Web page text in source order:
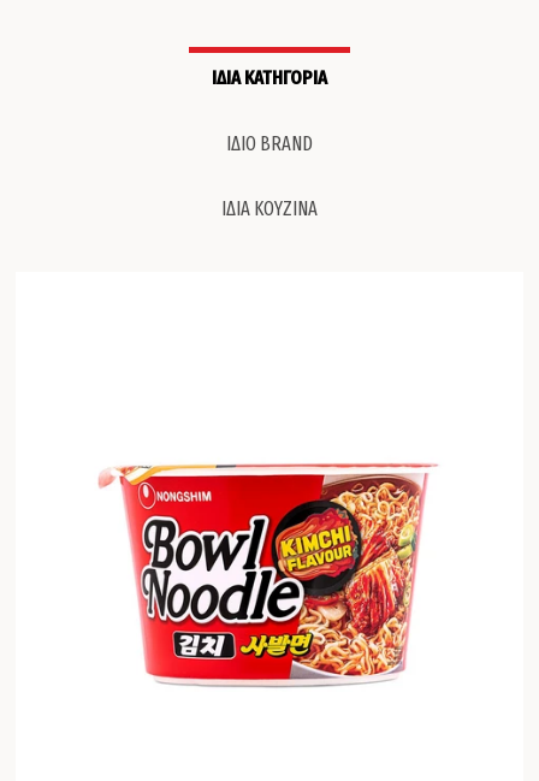
ΙΔΙΑ ΚΑΤΗΓΟΡΙΑ
ΙΔΙΟ BRAND
ΙΔΙΑ ΚΟΥΖΙΝΑ